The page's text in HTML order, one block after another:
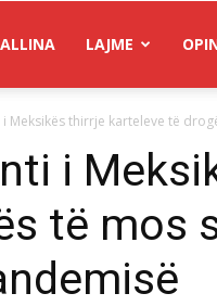
LAJME
i Meksikës thirrje karteleve të
i
të mos